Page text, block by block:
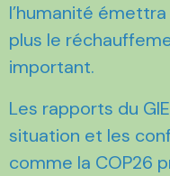
l’humanité
plus le
important.
Les rapports du
situation et les
comme la COP26